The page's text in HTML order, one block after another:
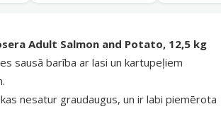
Adult Salmon and Potato, 12,5 kg
sausā barība ar lasi un kartupeļiem
nesatur graudaugus, un ir labi piemērota